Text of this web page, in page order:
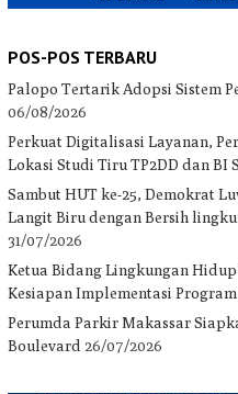
POS-POS TERBARU
Palopo Tertarik Adopsi Sistem
06/08/2026
Perkuat Digitalisasi Layanan,
Lokasi Studi Tiru TP2DD dan BI
Sambut HUT ke-25, Demokrat
Langit Biru dengan Bersih
31/07/2026
Ketua Bidang Lingkungan
Kesiapan Implementasi
Perumda Parkir Makassar
Boulevard 26/07/2026